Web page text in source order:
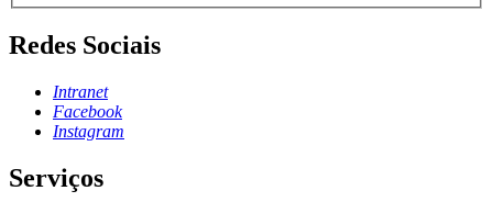
Redes Sociais
Intranet
Facebook
Instagram
Serviços